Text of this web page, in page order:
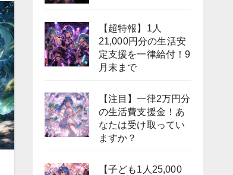
【超特報】1人
21,000円分の生活安
定支援を一律給付！9
月末まで
【注目】一律2万円分
の生活費支援金！あ
なたは受け取ってい
ますか？
【子ども1人25,000